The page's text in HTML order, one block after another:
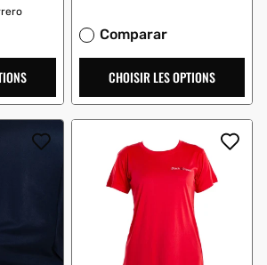
Comparar
CHOISIR LES OPTIONS